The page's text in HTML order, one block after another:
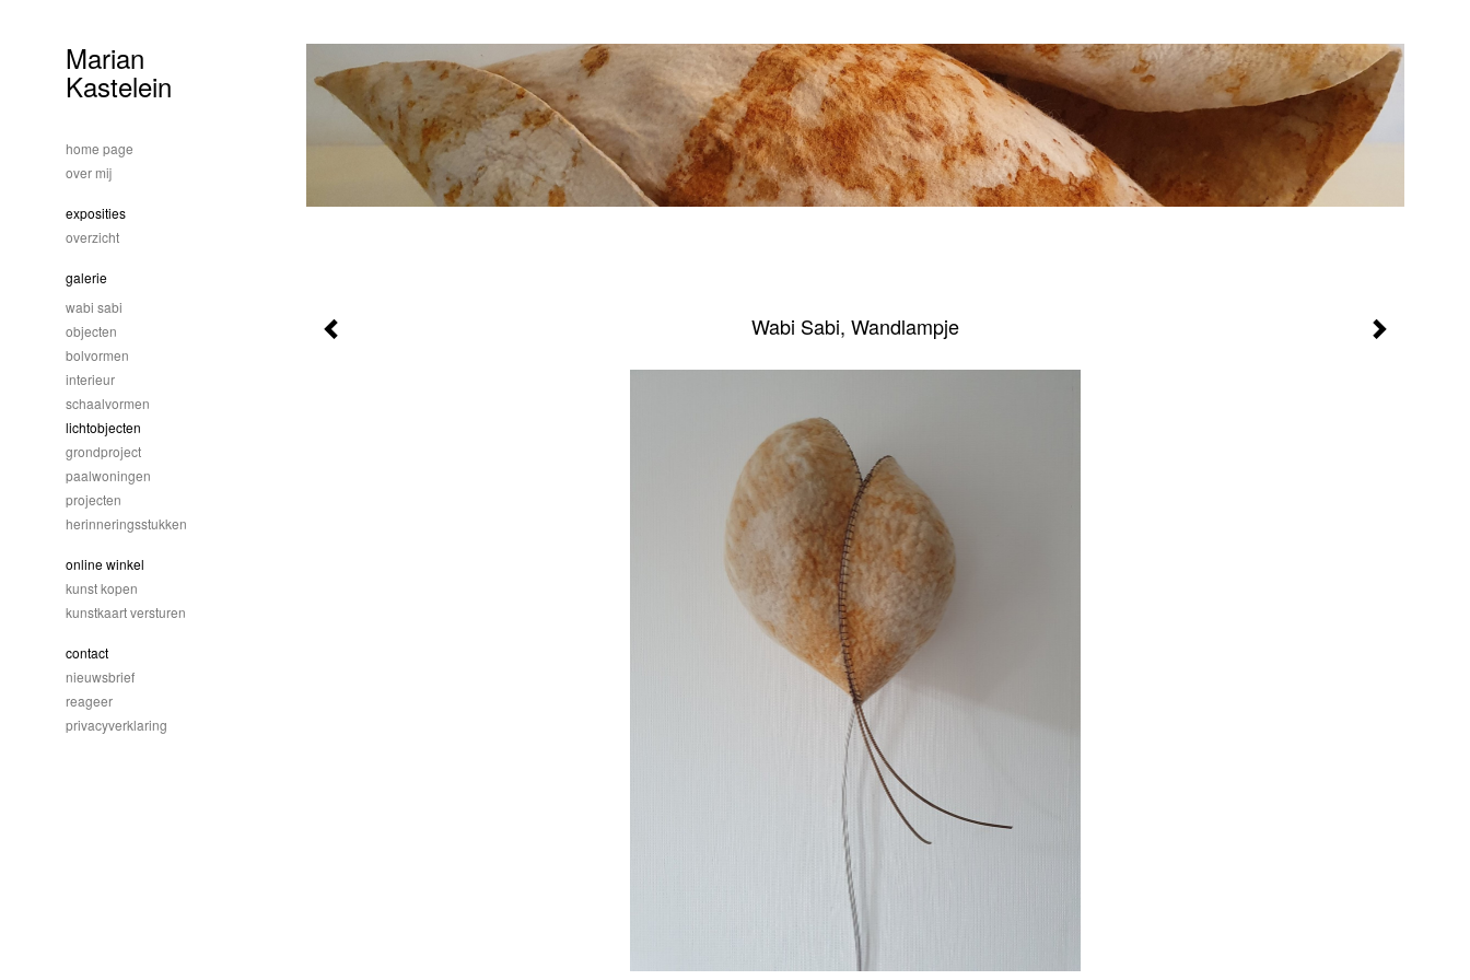
Wabi Sabi, Wandlampje
Marian
Kastelein
home page
over mij
exposities
overzicht
galerie
wabi sabi
objecten
bolvormen
interieur
schaalvormen
lichtobjecten
grondproject
paalwoningen
projecten
herinneringsstukken
online winkel
kunst kopen
kunstkaart versturen
contact
nieuwsbrief
reageer
privacyverklaring